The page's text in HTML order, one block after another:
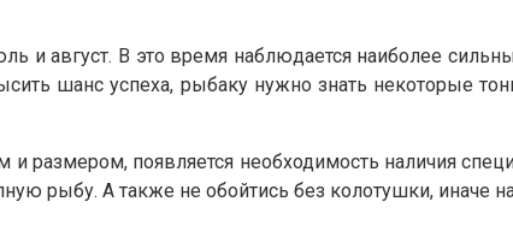
и август. В это время наблюдается наиболее
шанс успеха, рыбаку нужно знать некоторые
и размером, появляется необходимость наличия
рыбу. А также не обойтись без колотушки, иначе